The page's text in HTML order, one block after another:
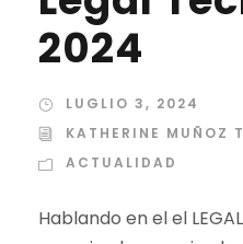
2024
LUGLIO 3, 2024
KATHERINE MUÑOZ
ACTUALIDAD
Hablando en el el